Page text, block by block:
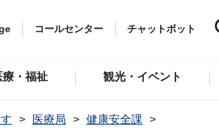
コールセンター チャットボット
療・福祉 観光・イベント
医療局
健康安全課